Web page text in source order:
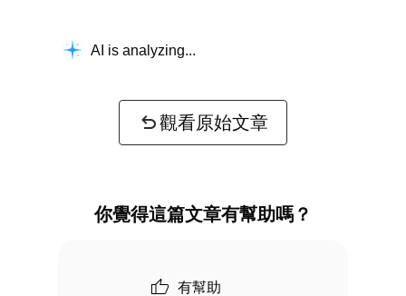
AI is analyzing...
觀看原始文章
你覺得這篇文章有幫助嗎？
有幫助